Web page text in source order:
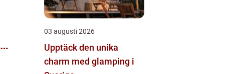
03 augusti 2026
Upptäck den unika
charm med glamping i